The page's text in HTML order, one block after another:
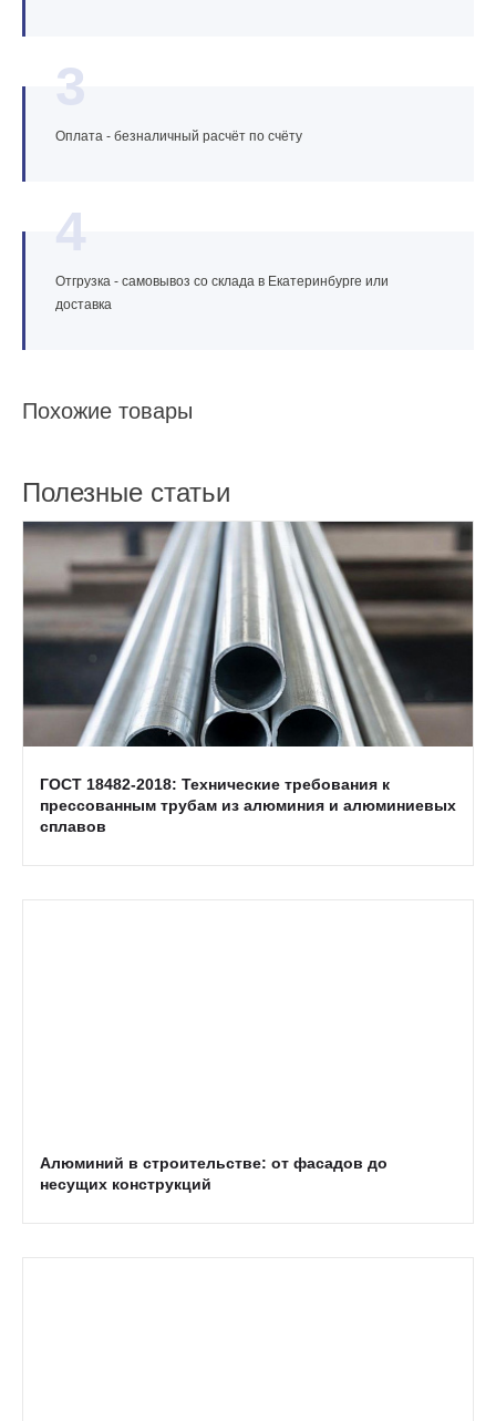
3
Оплата - безналичный расчёт по счёту
4
Отгрузка - самовывоз со склада в Екатеринбурге или
доставка
Похожие товары
Полезные статьи
ГОСТ 18482-2018: Технические требования к
прессованным трубам из алюминия и алюминиевых
сплавов
Алюминий в строительстве: от фасадов до
несущих конструкций